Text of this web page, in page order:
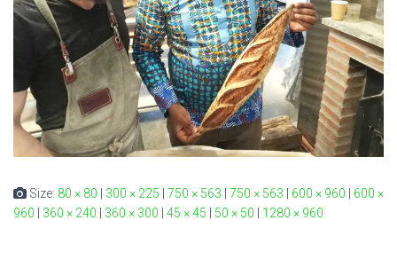
Size: 80 × 80 | 300 × 225 | 750 × 563 | 750 × 563 | 600 × 960 | 600 ×
960 | 360 × 240 | 360 × 300 | 45 × 45 | 50 × 50 | 1280 × 960